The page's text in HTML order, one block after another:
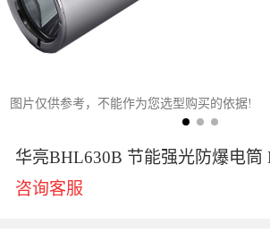
图片仅供参考，不能作为您选型购买的依据!
华亮BHL630B 节能强光防爆电筒
咨询客服